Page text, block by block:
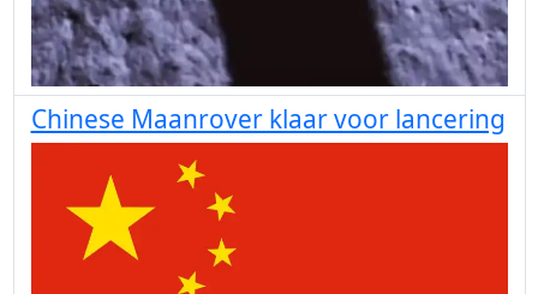
Chinese Maanrover klaar voor lancering